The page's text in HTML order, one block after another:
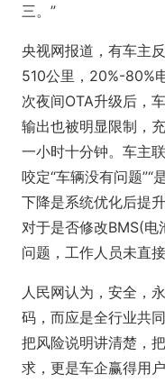
三。”
央视网报道，有车主
510公里，20%-80%
次夜间OTA升级后，
输出也被明显限制，
一小时十分钟。车主
咬定“车辆没有问题”“
下降是系统优化后提
对于是否修改BMS(
问题，工作人员未直接
人民网认为，安全，
码，而应是全行业共
把风险说明讲清楚，
求，更是车企赢得用